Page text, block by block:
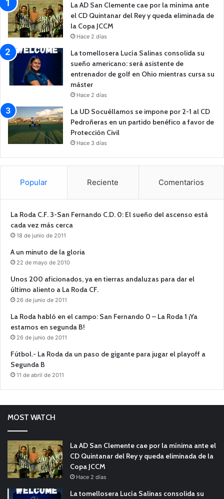
La AD San Clemente cae por la mínima ante
el CD Quintanar del Rey y queda eliminada de
la Copa JCCM
Hace 2 días
La tomellosera Lucía Salinas consolida su
sueño americano: será asistente de
entrenador de golf en Ohio mientras cursa su
máster
Hace 2 días
La UD Socuéllamos se impone por 2-1 al CD
Pedroñeras en un partido benéfico a favor de
Protección Civil
Hace 3 días
Popular Reciente Comentarios
La Roda C.F. 3-San Fernando C.D. 0: El sueño del ascenso está
cada vez más cerca
18 de junio de 2011
A un minuto de la gloria
22 de mayo de 2010
Unos 200 aficionados, ya en tierras andaluzas para dar el
último aliento a La Roda CF.
26 de junio de 2011
La Roda habló en el campo: San Fernando 0 – La Roda 1 ¡Ya
estamos en segunda B!
26 de junio de 2011
Fútbol.- La Roda da un paso de gigante para jugar el playoff a
Segunda B
11 de abril de 2011
MOST WATCH
La AD San Clemente cae por la mínima ante el
CD Quintanar del Rey y queda eliminada de la
Copa JCCM
Hace 2 días
La tomellosera Lucía Salinas consolida su